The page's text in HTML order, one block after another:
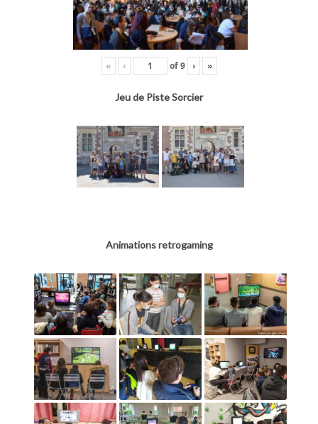
« ‹ of9 › »
Jeu de Piste Sorcier
Animations retrogaming